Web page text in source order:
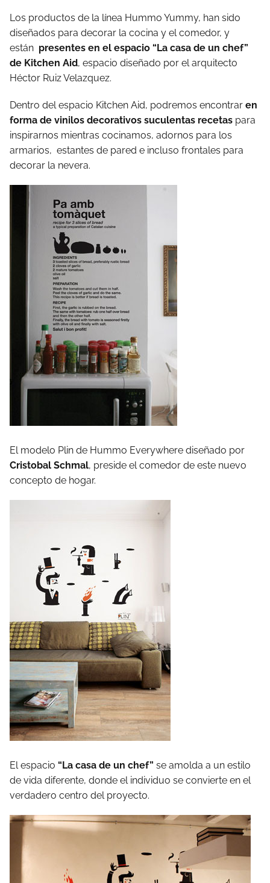
Los productos de la línea Hummo Yummy, han sido
diseñados para decorar la cocina y el comedor, y
están presentes en el espacio “La casa de un chef”
de Kitchen Aid, espacio diseñado por el arquitecto
Héctor Ruiz Velazquez.
Dentro del espacio Kitchen Aid, podremos encontrar en
forma de vinilos decorativos suculentas recetas para
inspirarnos mientras cocinamos, adornos para los
armarios, estantes de pared e incluso frontales para
decorar la nevera.
El modelo Plin de Hummo Everywhere diseñado por
Cristobal Schmal, preside el comedor de este nuevo
concepto de hogar.
El espacio “La casa de un chef” se amolda a un estilo
de vida diferente, donde el individuo se convierte en el
verdadero centro del proyecto.